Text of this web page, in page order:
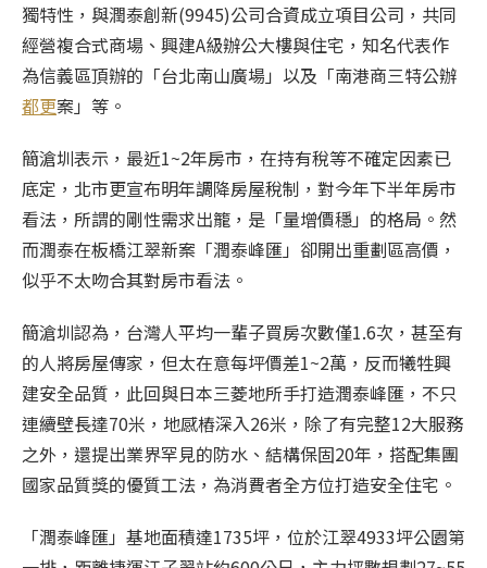
獨特性，與潤泰創新(9945)公司合資成立項目公司，共同
經營複合式商場、興建A級辦公大樓與住宅，知名代表作
為信義區頂辦的「台北南山廣場」以及「南港商三特公辦
都更案」等。
簡滄圳表示，最近1~2年房市，在持有稅等不確定因素已
底定，北市更宣布明年調降房屋稅制，對今年下半年房市
看法，所謂的剛性需求出籠，是「量增價穩」的格局。然
而潤泰在板橋江翠新案「潤泰峰匯」卻開出重劃區高價，
似乎不太吻合其對房市看法。
簡滄圳認為，台灣人平均一輩子買房次數僅1.6次，甚至有
的人將房屋傳家，但太在意每坪價差1~2萬，反而犧牲興
建安全品質，此回與日本三菱地所手打造潤泰峰匯，不只
連續壁長達70米，地感樁深入26米，除了有完整12大服務
之外，還提出業界罕見的防水、結構保固20年，搭配集團
國家品質獎的優質工法，為消費者全方位打造安全住宅。
「潤泰峰匯」基地面積達1735坪，位於江翠4933坪公園第